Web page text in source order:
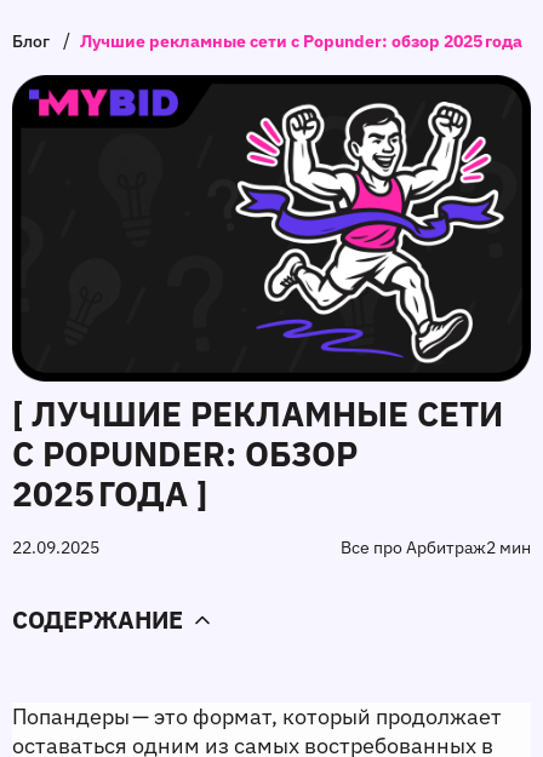
Блог / Лучшие рекламные сети с Popunder: обзор 2025 года
[ ЛУЧШИЕ РЕКЛАМНЫЕ СЕТИ
С POPUNDER: ОБЗОР
2025 ГОДА ]
22.09.2025 Все про Арбитраж2 мин
СОДЕРЖАНИЕ
Попандеры — это формат, который продолжает
оставаться одним из самых востребованных в